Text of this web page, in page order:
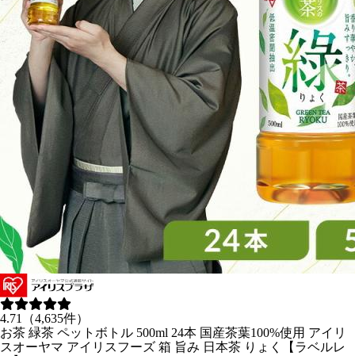
4.71（4,635件）
お茶 緑茶 ペットボトル 500ml 24本 国産茶葉100%使用 アイリ
スオーヤマ アイリスフーズ 箱 旨み 日本茶 りょく【ラベルレ